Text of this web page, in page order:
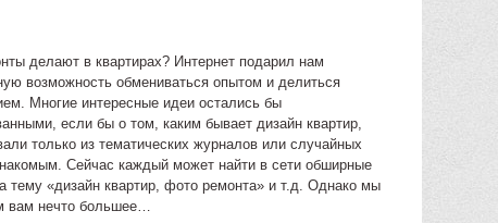
делают в квартирах? Интернет подарил нам
возможность обмениваться опытом и делиться
Многие интересные идеи остались бы
если бы о том, каким бывает дизайн квартир,
только из тематических журналов или случайных
Сейчас каждый может найти в сети обширные
тему «дизайн квартир, фото ремонта» и т.д. Однако мы
вам нечто большее…